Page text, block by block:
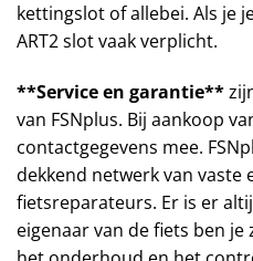
kettingslot of allebei. Als je
ART2 slot vaak verplicht.
**Service en garantie**
van FSNplus. Bij aankoop
contactgegevens mee.
dekkend netwerk van vaste
fietsreparateurs. Er is er
eigenaar van de fiets ben